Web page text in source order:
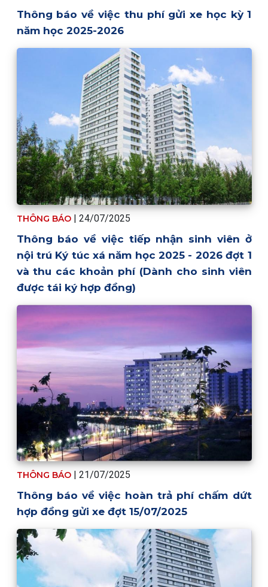
Thông báo về việc thu phí gửi xe học kỳ 1
năm học 2025-2026
THÔNG BÁO | 24/07/2025
Thông báo về việc tiếp nhận sinh viên ở
nội trú Ký túc xá năm học 2025 - 2026 đợt 1
và thu các khoản phí (Dành cho sinh viên
được tái ký hợp đồng)
THÔNG BÁO | 21/07/2025
Thông báo về việc hoàn trả phí chấm dứt
hợp đồng gửi xe đợt 15/07/2025